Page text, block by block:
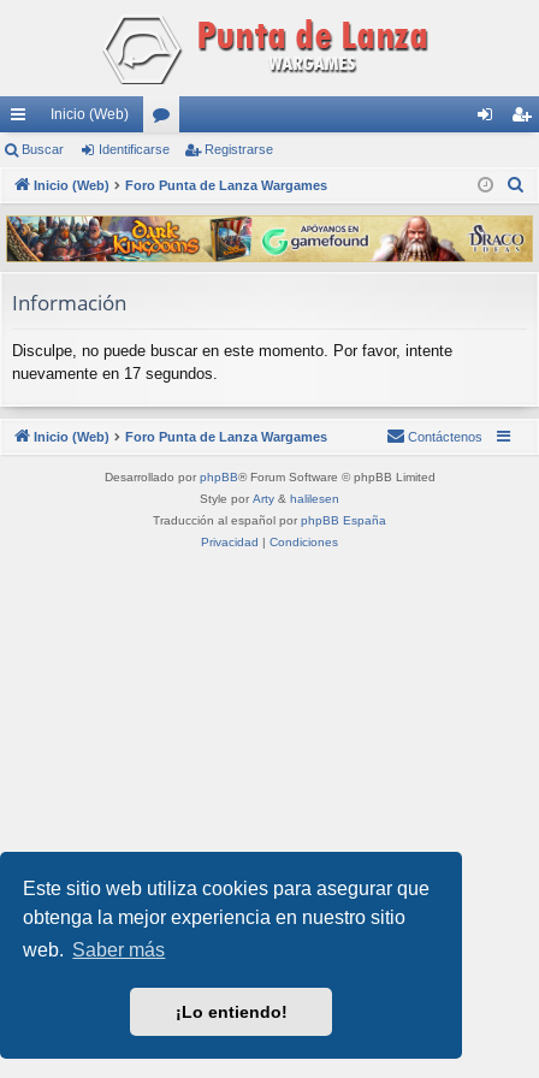
Este sitio web utiliza cookies para asegurar que
obtenga la mejor experiencia en nuestro sitio
web. Saber más
¡Lo entiendo!
nl
ac
es
rá
pi
s
Inicio (Web)
or
os nti
fic
ar
ist
ra
rs
Buscar Identificarse Registrarse
Inicio (Web) Foro Punta de Lanza Wargames
s
c
Información
Disculpe, no puede buscar en este momento. Por favor, intente
nuevamente en 17 segundos.
Inicio (Web) Foro Punta de Lanza Wargames Contáctenos
Desarrollado por phpBB® Forum Software © phpBB Limited
Style por Arty & halilesen
Traducción al español por phpBB España
Privacidad | Condiciones